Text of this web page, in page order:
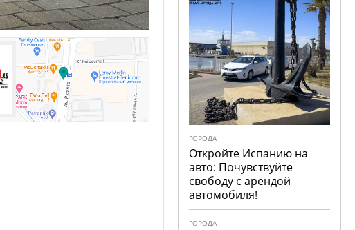
ГОРОДА
Откройте Испанию на
авто: Почувствуйте
свободу с арендой
автомобиля!
ГОРОДА